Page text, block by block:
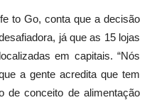
to Go, conta que a decisão
já que as 15 lojas
em capitais. “Nós
a gente acredita que tem
de conceito de alimentação